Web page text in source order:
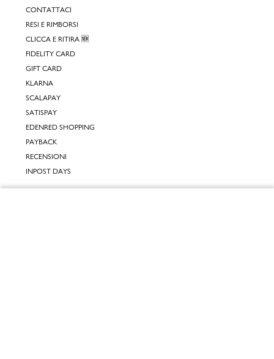
CONTATTACI
RESI E RIMBORSI
CLICCA E RITIRA 🆕
FIDELITY CARD
GIFT CARD
KLARNA
SCALAPAY
SATISPAY
EDENRED SHOPPING
PAYBACK
RECENSIONI
INPOST DAYS